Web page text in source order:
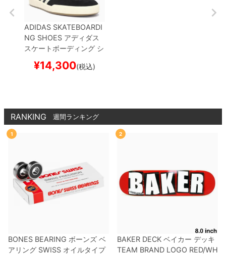
ADIDAS SKATEBOARDI
NG SHOES アディダス
スケートボーディング シ
BURN x THRASHERBL
¥14,300(税込)
RANKING 週間ランキング
1
BONES BEARING ボーンズ ベ
アリング SWISS オイルタイプ
2
BAKER DECK ベイカー デッキ
TEAM BRAND LOGO RED/WH